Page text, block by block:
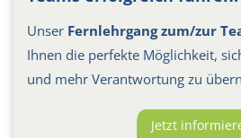
Unser Fernlehrgang zum/zur
Ihnen die perfekte Möglichkeit,
und mehr Verantwortung zu
Jetzt